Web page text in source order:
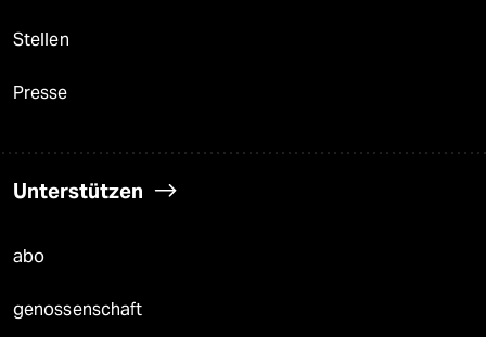
Stellen
Presse
Unterstützen
abo
genossenschaft